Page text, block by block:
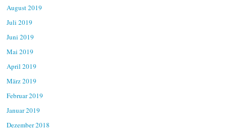
August 2019
Juli 2019
Juni 2019
Mai 2019
April 2019
März 2019
Februar 2019
Januar 2019
Dezember 2018